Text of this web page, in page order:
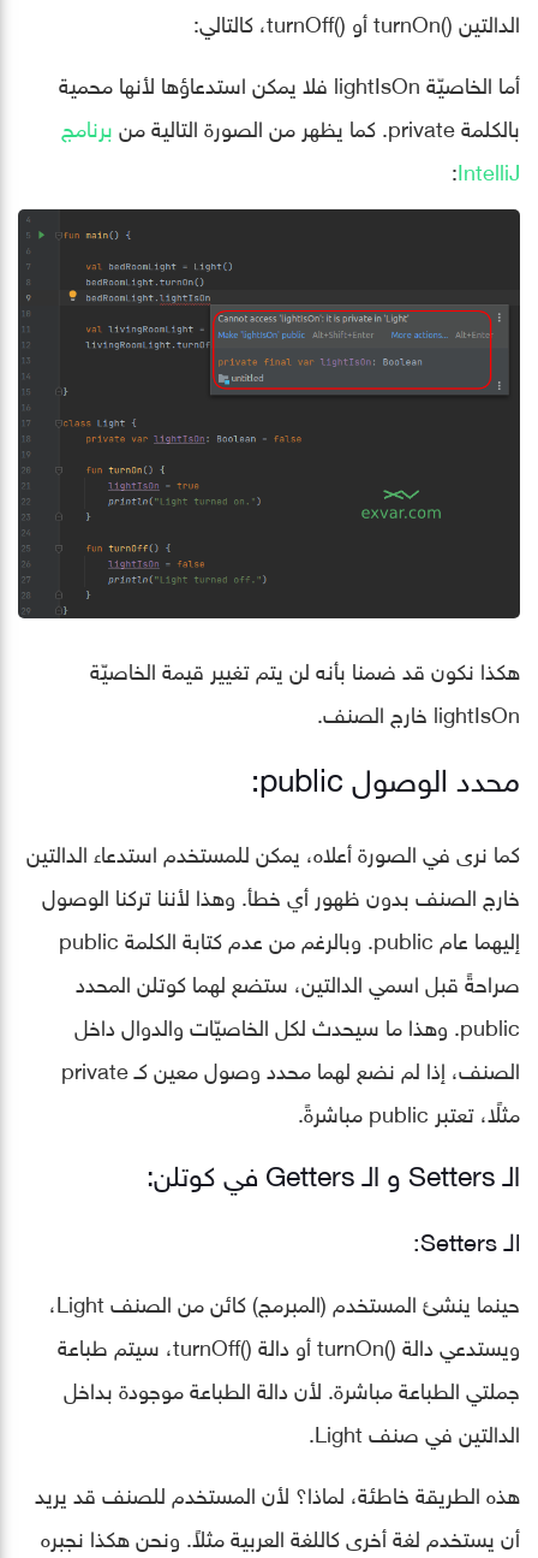
الدالتين ()turnOn أو ()turnOff، كالتالي:
أما الخاصيّة lightIsOn فلا يمكن استدعاؤها ﻷنها محمية
بالكلمة private. كما يظهر من الصورة التالية من
برنامج
IntelliJ
:
هكذا نكون قد ضمنا بأنه لن يتم تغيير قيمة الخاصيّة
lightIsOn خارج الصنف.
محدد الوصول public:
كما نرى في الصورة أعلاه، يمكن للمستخدم استدعاء الدالتين
خارج الصنف بدون ظهور أي خطأ. وهذا ﻷننا تركنا الوصول
إليهما عام public. وبالرغم من عدم كتابة الكلمة public
صراحةً قبل اسمي الدالتين، ستضع لهما كوتلن المحدد
public. وهذا ما سيحدث لكل الخاصيّات والدوال داخل
الصنف، إذا لم نضع لهما محدد وصول معين كـ private
مثلًا، تعتبر public مباشرةً.
الـ Setters و الـ Getters في كوتلن:
الـ Setters:
حينما ينشئ المستخدم (المبرمج) كائن من الصنف Light،
ويستدعي دالة ()turnOn أو دالة ()turnOff، سيتم طباعة
جملتي الطباعة مباشرة. لأن دالة الطباعة موجودة بداخل
الدالتين في صنف Light.
هذه الطريقة خاطئة، لماذا؟ لأن المستخدم للصنف قد يريد
أن يستخدم لغة أخرى كاللغة العربية مثلاً. ونحن هكذا نجبره